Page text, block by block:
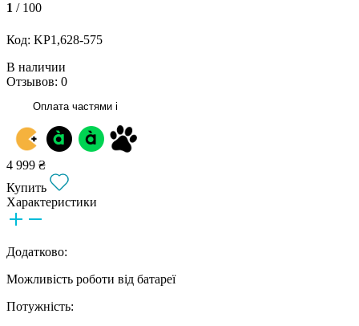
1 / 100
Код: KP1,628-575
В наличии
Отзывов: 0
Оплата частями i
4 999 ₴
Купить
Характеристики
Додатково:
Можливість роботи від батареї
Потужність: